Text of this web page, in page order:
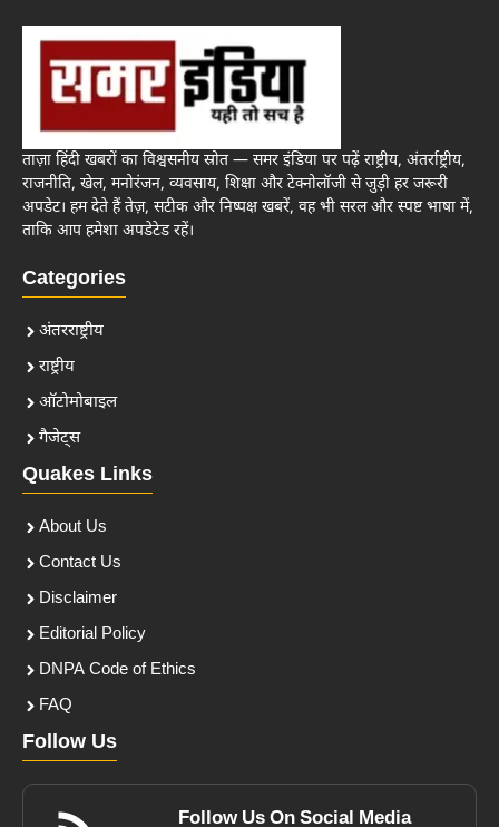
ताज़ा हिंदी खबरों का विश्वसनीय स्रोत — समर इंडिया पर पढ़ें राष्ट्रीय, अंतर्राष्ट्रीय,
राजनीति, खेल, मनोरंजन, व्यवसाय, शिक्षा और टेक्नोलॉजी से जुड़ी हर जरूरी
अपडेट। हम देते हैं तेज़, सटीक और निष्पक्ष खबरें, वह भी सरल और स्पष्ट भाषा में,
ताकि आप हमेशा अपडेटेड रहें।
Categories
अंतरराष्ट्रीय
राष्ट्रीय
ऑटोमोबाइल
गैजेट्स
Quakes Links
About Us
Contact Us
Disclaimer
Editorial Policy
DNPA Code of Ethics
FAQ
Follow Us
Follow Us On Social Media